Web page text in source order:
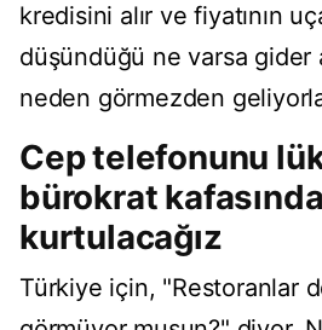
kredisini alır ve fiyatının
düşündüğü ne varsa gider
neden görmezden
Cep telefonunu
bürokrat
kurtulacağız
Türkiye için, "Restoranlar